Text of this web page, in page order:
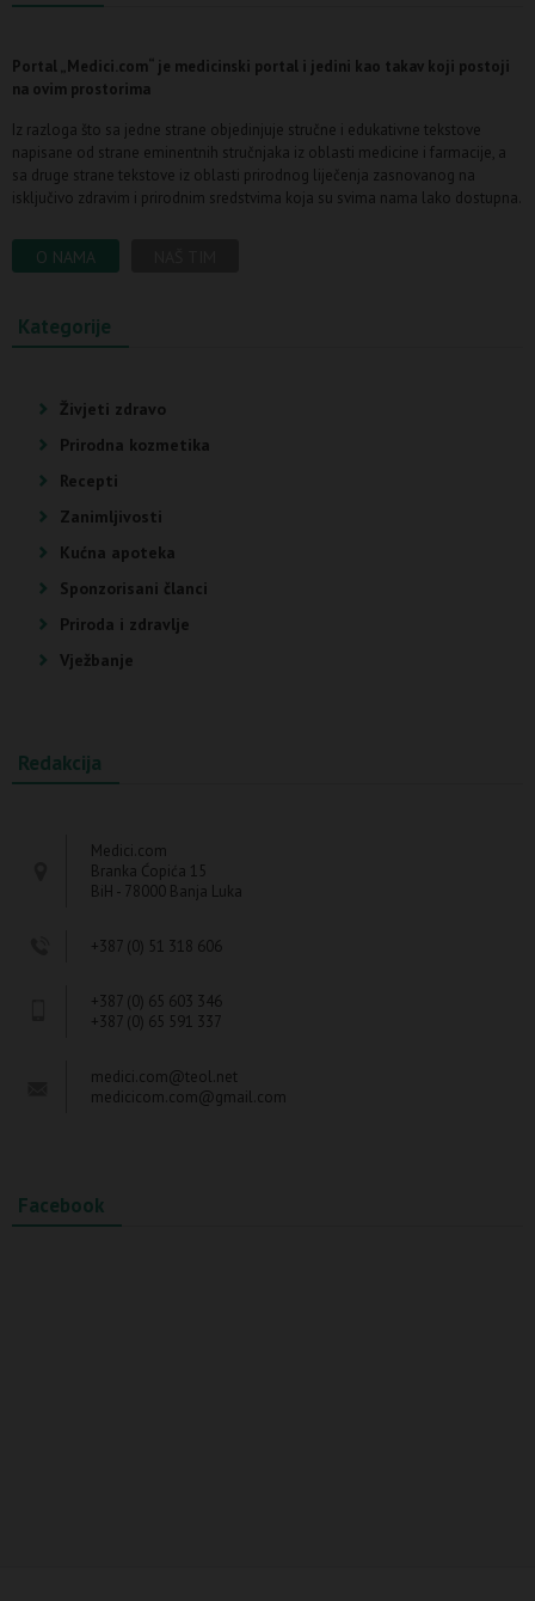
Portal „Medici.com“ je medicinski portal i jedini kao takav koji postoji
na ovim prostorima
Iz razloga što sa jedne strane objedinjuje stručne i edukativne tekstove
napisane od strane eminentnih stručnjaka iz oblasti medicine i farmacije, a
sa druge strane tekstove iz oblasti prirodnog liječenja zasnovanog na
isključivo zdravim i prirodnim sredstvima koja su svima nama lako dostupna.
O NAMA
Kategorije
Živjeti zdravo
Prirodna kozmetika
Recepti
Zanimljivosti
Kućna apoteka
Sponzorisani članci
Priroda i zdravlje
Vježbanje
Redakcija
Medici.com
Branka Ćopića 15
BiH - 78000 Banja Luka
+387 (0) 51 318 606
+387 (0) 65 603 346
+387 (0) 65 591 337
medici.com@teol.net
medicicom.com@gmail.com
Facebook